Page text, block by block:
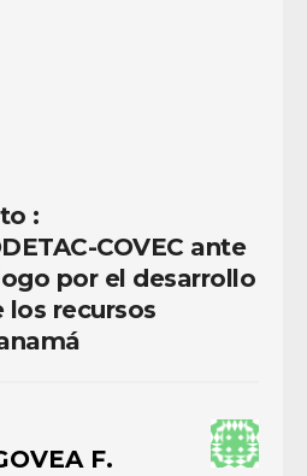
:
COVEC ante
por el desarrollo
los recursos
F.